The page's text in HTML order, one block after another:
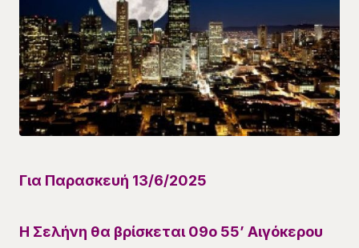
Για Παρασκευή 13/6/2025
Η Σελήνη θα βρίσκεται 09ο 55’ Αιγόκερου